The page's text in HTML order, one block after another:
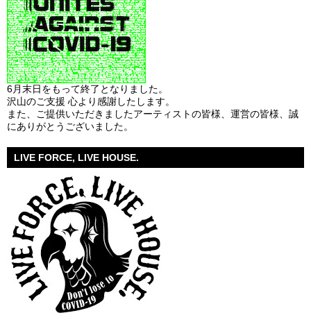
6月末日をもって終了となりました。
沢山のご支援 心より感謝したします。
また、ご提供いただきましたアーティストの皆様、運営の皆様、誠
にありがとうございました。
LIVE FORCE, LIVE HOUSE.